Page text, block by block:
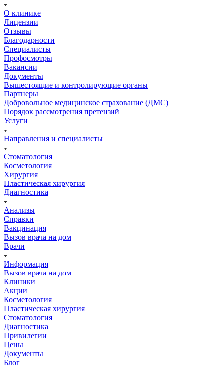
О клинике
Лицензии
Отзывы
Благодарности
Специалисты
Профосмотры
Вакансии
Документы
Вышестоящие и контролирующие органы
Партнеры
Добровольное медицинское страхование (ДМС)
Порядок рассмотрения претензий
Услуги
Направления и специалисты
Стоматология
Косметология
Хирургия
Пластическая хирургия
Диагностика
Анализы
Справки
Вакцинация
Вызов врача на дом
Врачи
Информация
Вызов врача на дом
Клиники
Акции
Косметология
Пластическая хирургия
Стоматология
Диагностика
Привилегии
Цены
Документы
Блог